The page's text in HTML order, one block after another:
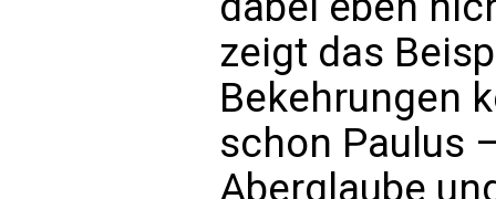
zeigt das
Bekehrungen
schon Paulus
Aberglaube